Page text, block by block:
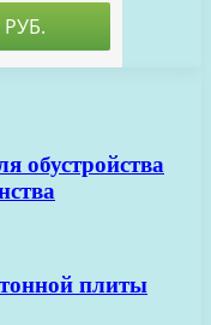
обустройства
плиты